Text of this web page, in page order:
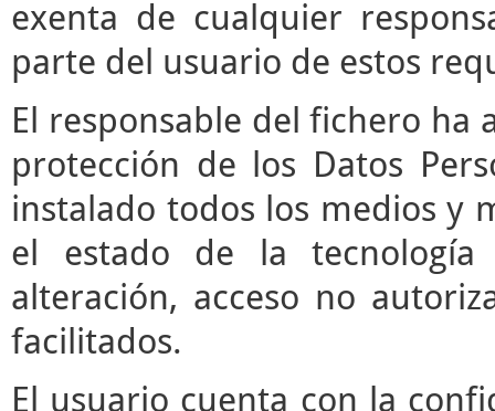
exenta de cualquier
parte del usuario de estos
El responsable del fichero ha
protección de los Datos
instalado todos los medios y
el estado de la
alteración, acceso no
facilitados.
El usuario cuenta con la